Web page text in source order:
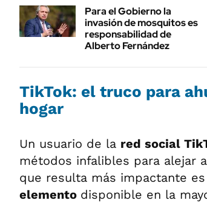
Para el Gobierno la
invasión de mosquitos es
responsabilidad de
Alberto Fernández
TikTok: el truco para
hogar
Un usuario de la red social
métodos infalibles para alejar
que resulta más impactante
elemento disponible en la